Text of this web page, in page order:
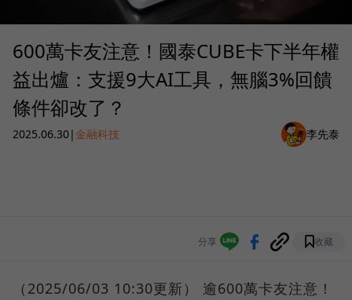
600萬卡友注意！國泰CUBE卡下半年權
益出爐：支援9大AI工具，無腦3%回饋
條件卻改了？
2025.06.30|金融科技 李先泰
分享 收藏
（2025/06/03 10:30更新） 逾600萬卡友注意！